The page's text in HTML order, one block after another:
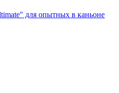
для опытных в каньоне